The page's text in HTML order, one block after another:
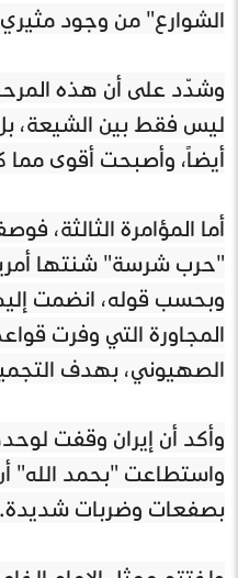
الشوارع" من وجود
وشدّد على أن هذه
ليس فقط بين الشيعة،
أيضاً، وأصبحت أقوى مما
أما المؤامرة الثالثة،
"حرب شرسة" شنتها
وبحسب قوله، انضمت
المجاورة التي وفرت
الصهيوني، بهدف
وأكد أن إيران وقفت
واستطاعت "بحمد الله"
بصفعات وضربات شديدة.